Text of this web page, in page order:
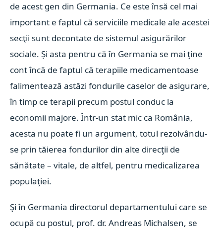
de acest gen din Germania. Ce este însă cel mai
important e faptul că serviciile medicale ale acestei
secţii sunt decontate de sistemul asigurărilor
sociale. Și asta pentru că în Germania se mai ţine
cont încă de faptul că terapiile medicamentoase
falimentează astăzi fondurile caselor de asigurare,
în timp ce terapii precum postul conduc la
economii majore. Într-un stat mic ca România,
acesta nu poate fi un argument, totul rezolvându-
se prin tăierea fondurilor din alte direcţii de
sănătate – vitale, de altfel, pentru medicalizarea
populaţiei.
Şi în Germania directorul departamentului care se
ocupă cu postul, prof. dr. Andreas Michalsen, se